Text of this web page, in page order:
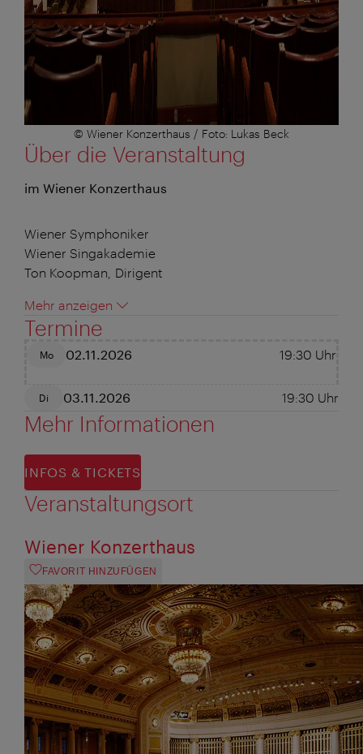
© Wiener Konzerthaus / Foto: Lukas Beck
Über die Veranstaltung
im Wiener Konzerthaus
Wiener Symphoniker
Wiener Singakademie
Ton Koopman, Dirigent
Mehr anzeigen
Termine
Mo 02.11.2026 19:30 Uhr
Di 03.11.2026 19:30 Uhr
Mehr Informationen
INFOS & TICKETS
Veranstaltungsort
Wiener Konzerthaus
FAVORIT HINZUFÜGEN